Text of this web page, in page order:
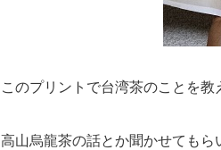
このプリントで台湾茶のことを教
高山烏龍茶の話とか聞かせてもら